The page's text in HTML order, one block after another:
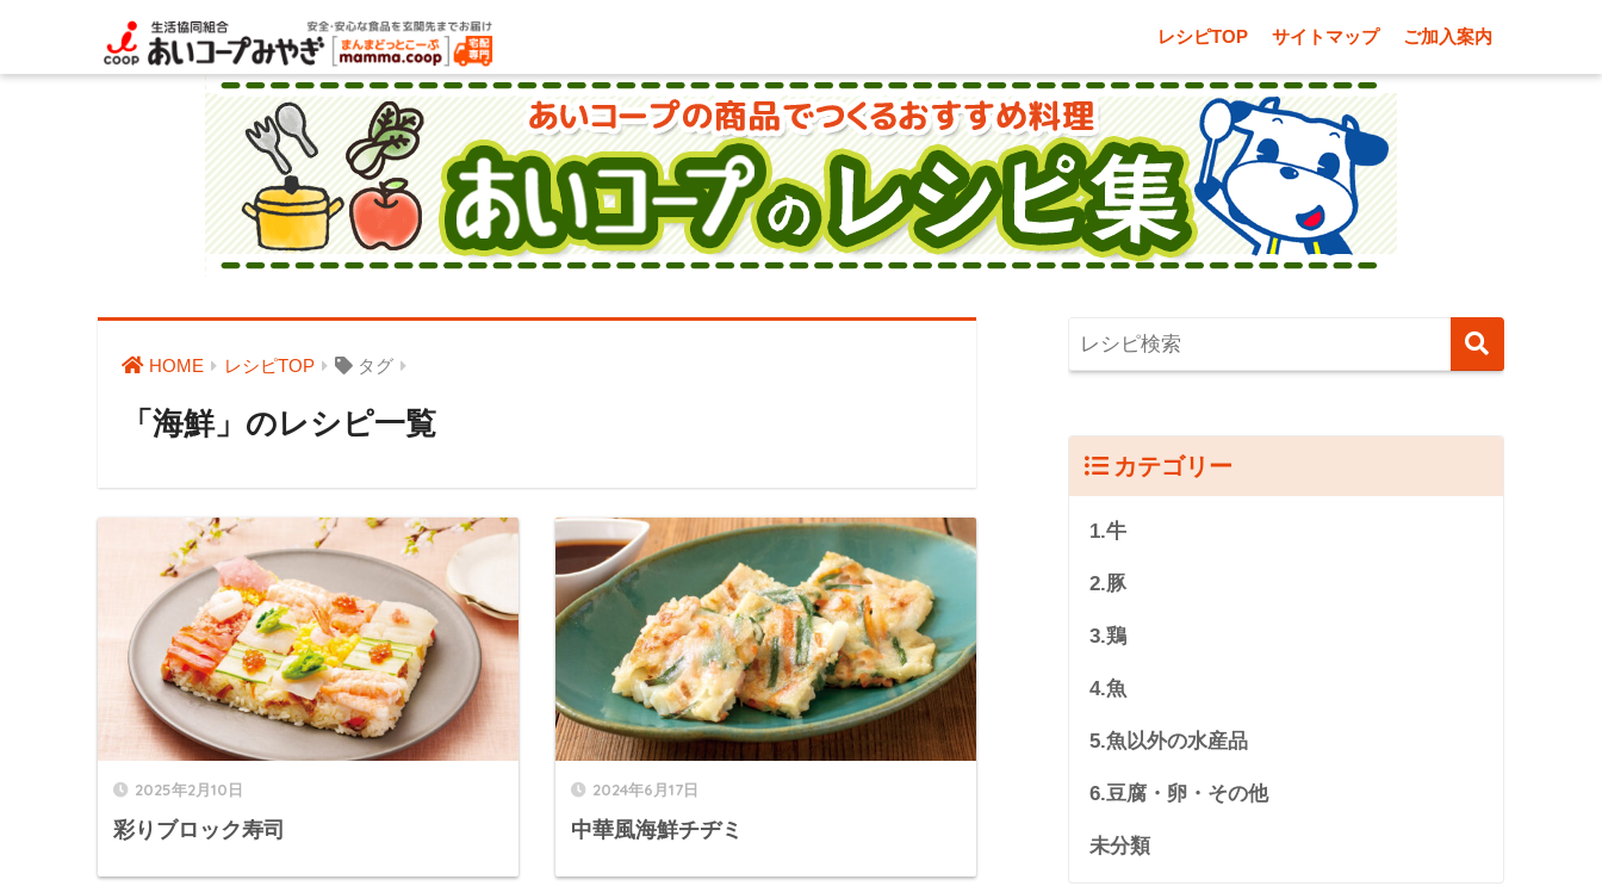
レシピTOP サイトマップ ご加入案内
HOME レシピTOP タグ
「海鮮」のレシピ一覧
2025年2月10日
彩りブロック寿司
2024年6月17日
中華風海鮮チヂミ
カテゴリー
1.牛
2.豚
3.鶏
4.魚
5.魚以外の水産品
6.豆腐・卵・その他
未分類